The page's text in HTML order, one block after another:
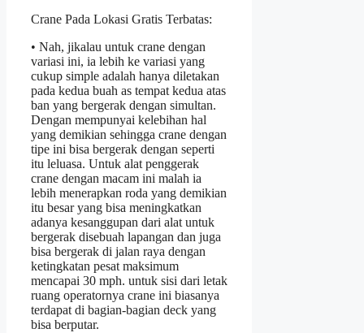
Crane Pada Lokasi Gratis Terbatas:
• Nah, jikalau untuk crane dengan
variasi ini, ia lebih ke variasi yang
cukup simple adalah hanya diletakan
pada kedua buah as tempat kedua atas
ban yang bergerak dengan simultan.
Dengan mempunyai kelebihan hal
yang demikian sehingga crane dengan
tipe ini bisa bergerak dengan seperti
itu leluasa. Untuk alat penggerak
crane dengan macam ini malah ia
lebih menerapkan roda yang demikian
itu besar yang bisa meningkatkan
adanya kesanggupan dari alat untuk
bergerak disebuah lapangan dan juga
bisa bergerak di jalan raya dengan
ketingkatan pesat maksimum
mencapai 30 mph. untuk sisi dari letak
ruang operatornya crane ini biasanya
terdapat di bagian-bagian deck yang
bisa berputar.